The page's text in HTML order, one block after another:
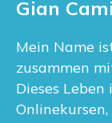
Gian
Mein Name
zusammen
Dieses